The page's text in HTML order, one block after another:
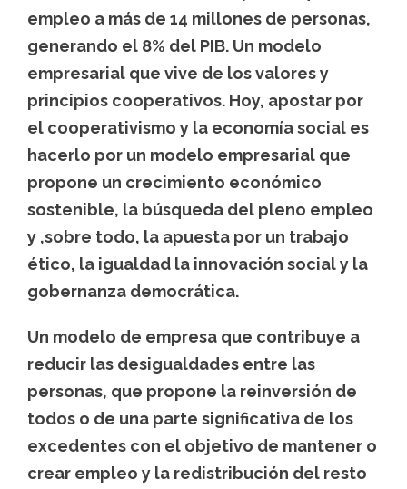
empleo a más de 14 millones de personas,
generando el 8% del PIB. Un modelo
empresarial que vive de los valores y
principios cooperativos. Hoy, apostar por
el cooperativismo y la economía social es
hacerlo por un modelo empresarial que
propone un crecimiento económico
sostenible, la búsqueda del pleno empleo
y ,sobre todo, la apuesta por un trabajo
ético, la igualdad la innovación social y la
gobernanza democrática.
Un modelo de empresa que contribuye a
reducir las desigualdades entre las
personas, que propone la reinversión de
todos o de una parte significativa de los
excedentes con el objetivo de mantener o
crear empleo y la redistribución del resto